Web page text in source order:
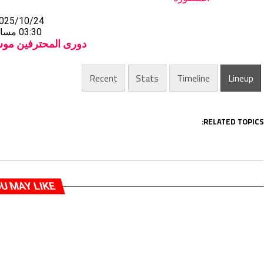
10/24
03:30 مساءً
دورى المحترفين موسم
Lineup
Timeline
Stats
Recent
RELATED TOPICS:
MAY LIKE